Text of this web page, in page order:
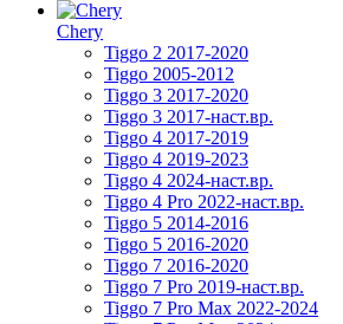
Chery
Tiggo 2 2017-2020
Tiggo 2005-2012
Tiggo 3 2017-2020
Tiggo 3 2017-наст.вр.
Tiggo 4 2017-2019
Tiggo 4 2019-2023
Tiggo 4 2024-наст.вр.
Tiggo 4 Pro 2022-наст.вр.
Tiggo 5 2014-2016
Tiggo 5 2016-2020
Tiggo 7 2016-2020
Tiggo 7 Pro 2019-наст.вр.
Tiggo 7 Pro Max 2022-2024